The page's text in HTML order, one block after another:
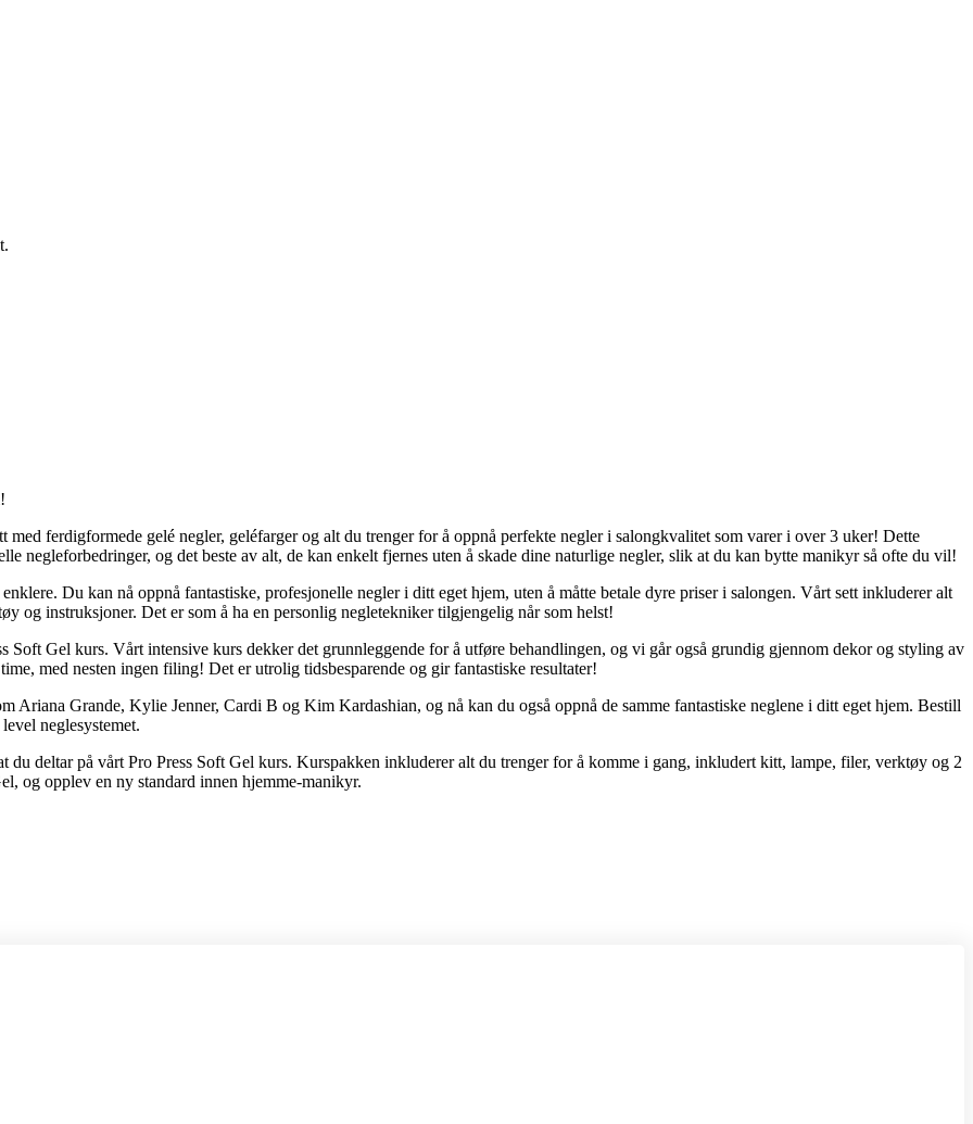
med ferdigformede gelé negler, geléfarger og alt du trenger for å oppnå perfekte negler i salongkvalitet som varer i over 3 uker! Dette
negleforbedringer, og det beste av alt, de kan enkelt fjernes uten å skade dine naturlige negler, slik at du kan bytte manikyr så ofte du vil!
Du kan nå oppnå fantastiske, profesjonelle negler i ditt eget hjem, uten å måtte betale dyre priser i salongen. Vårt sett inkluderer alt
og instruksjoner. Det er som å ha en personlig negletekniker tilgjengelig når som helst!
Soft Gel kurs. Vårt intensive kurs dekker det grunnleggende for å utføre behandlingen, og vi går også grundig gjennom dekor og styling av
med nesten ingen filing! Det er utrolig tidsbesparende og gir fantastiske resultater!
Ariana Grande, Kylie Jenner, Cardi B og Kim Kardashian, og nå kan du også oppnå de samme fantastiske neglene i ditt eget hjem. Bestill
neglesystemet.
deltar på vårt Pro Press Soft Gel kurs. Kurspakken inkluderer alt du trenger for å komme i gang, inkludert kitt, lampe, filer, verktøy og 2
og opplev en ny standard innen hjemme-manikyr.